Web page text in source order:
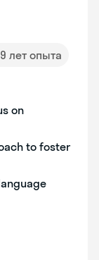
лет опыта
on
to foster